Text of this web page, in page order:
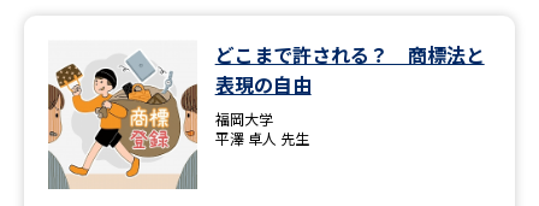
学問のミニ講義「夢ナビ講義」 学問分野解説
学問の教科書
ユーザーサポート
どこまで許される？ 商標法と
表現の自由
福岡大学
平澤 卓人 先生